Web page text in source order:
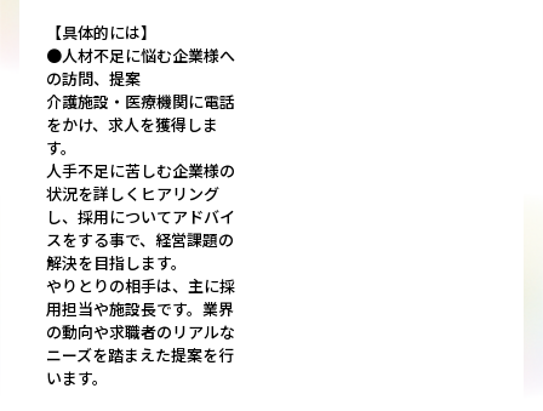
【具体的には】
●人材不足に悩む企業様へ
の訪問、提案
介護施設・医療機関に電話
をかけ、求人を獲得しま
す。
人手不足に苦しむ企業様の
状況を詳しくヒアリング
し、採用についてアドバイ
スをする事で、経営課題の
解決を目指します。
やりとりの相手は、主に採
用担当や施設長です。業界
の動向や求職者のリアルな
ニーズを踏まえた提案を行
います。